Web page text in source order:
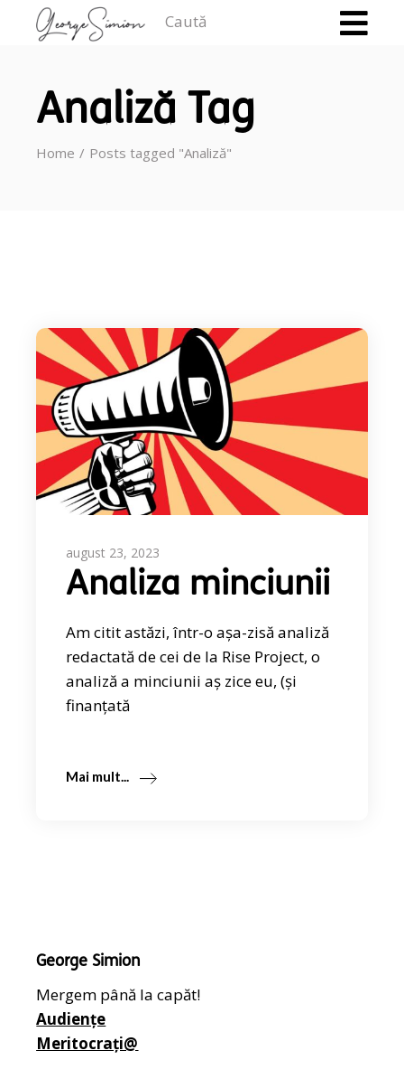
Analiză Tag
Home Posts tagged "Analiză"
august 23, 2023
Analiza minciunii
Am citit astăzi, într-o așa-zisă analiză
redactată de cei de la Rise Project, o
analiză a minciunii aș zice eu, (și
finanțată
Mai mult...
George Simion
Mergem până la capăt!
Audiențe
Meritocrați@